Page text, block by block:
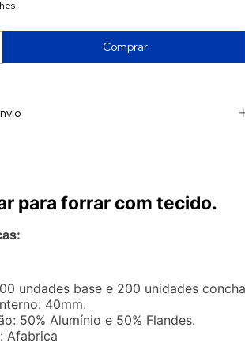
para forrar com tecido.
undades base e 200 unidades
40mm.
50% Alumínio e 50% Flandes.
Afabrica